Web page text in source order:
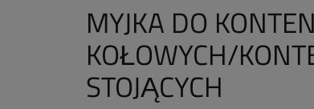
MYJKA DO
KOŁOWYCH/
STOJĄCYCH